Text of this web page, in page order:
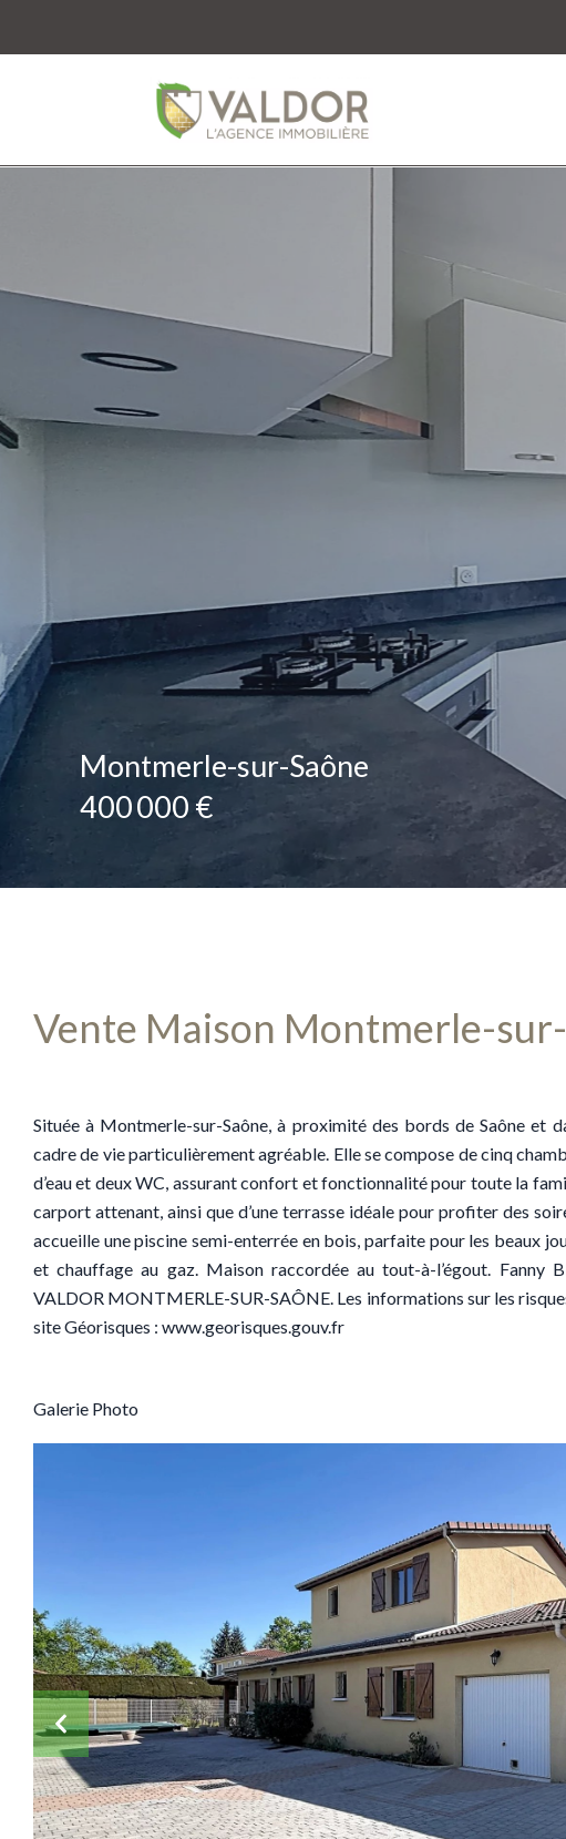
Montmerle-sur-Saône
400 000 €
Vente Maison Montmerle-
Située à Montmerle-sur-Saône, à proximité des bords de Saône et
cadre de vie particulièrement agréable. Elle se compose de cinq
d’eau et deux WC, assurant confort et fonctionnalité pour toute la
carport attenant, ainsi que d’une terrasse idéale pour profiter des
accueille une piscine semi-enterrée en bois, parfaite pour les beaux
et chauffage au gaz. Maison raccordée au tout-à-l’égout. Fanny
VALDOR MONTMERLE-SUR-SAÔNE. Les informations sur les
site Géorisques : www.georisques.gouv.fr
Galerie Photo